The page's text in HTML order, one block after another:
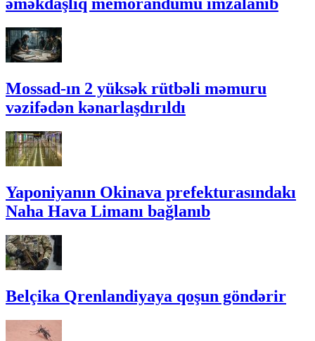
əməkdaşlıq memorandumu imzalanıb
Mossad-ın 2 yüksək rütbəli məmuru
vəzifədən kənarlaşdırıldı
Yaponiyanın Okinava prefekturasındakı
Naha Hava Limanı bağlanıb
Belçika Qrenlandiyaya qoşun göndərir